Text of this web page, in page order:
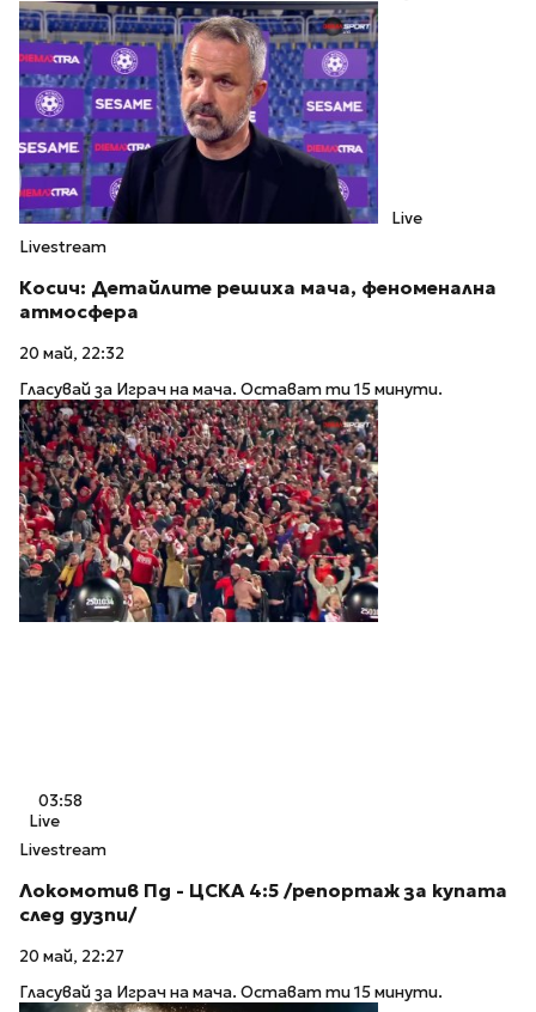
Live
Livestream
Косич: Детайлите решиха мача, феноменална
атмосфера
20 май, 22:32
Гласувай за Играч на мача. Остават ти 15 минути.
03:58
Live
Livestream
Локомотив Пд - ЦСКА 4:5 /репортаж за купата
след дузпи/
20 май, 22:27
Гласувай за Играч на мача. Остават ти 15 минути.